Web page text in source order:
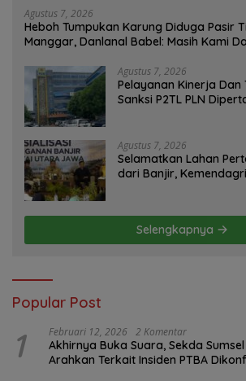
Agustus 7, 2026
Heboh Tumpukan Karung Diduga Pasir
Manggar, Danlanal Babel: Masih Kami
Agustus 7, 2026
Pelayanan Kinerja Dan
Sanksi P2TL PLN
Agustus 7, 2026
Selamatkan Lahan
dari Banjir,
Selengkapnya
Popular Post
1 Februari 12, 2026 2 Komentar
Akhirnya Buka Suara, Sekda
Arahkan Terkait Insiden PTBA